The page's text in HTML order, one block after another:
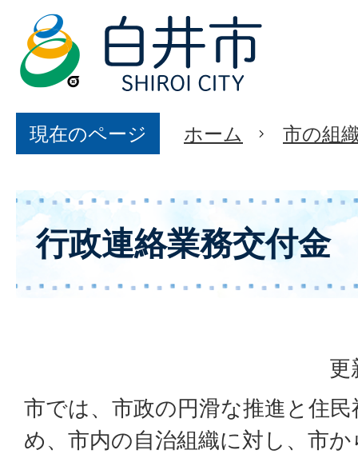
現在のページ ホーム 市の組
行政連絡業務交付金
更
市では、市政の円滑な推進と住
め、市内の自治組織に対し、市